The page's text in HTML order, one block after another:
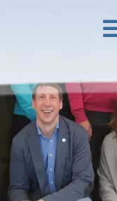
Komandos Lietuvoje
2021 metų susitikimas